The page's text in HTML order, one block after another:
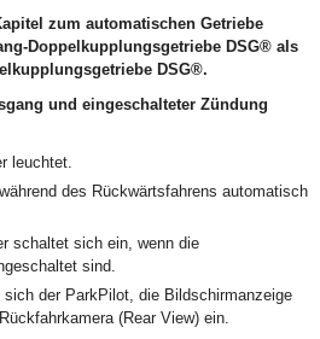
zum automatischen Getriebe
Doppelkupplungsgetriebe DSG® als
DSG®.
und eingeschalteter Zündung
leuchtet.
des Rückwärtsfahrens automatisch
schaltet sich ein, wenn die
sind.
der ParkPilot, die Bildschirmanzeige
(Rear View) ein.